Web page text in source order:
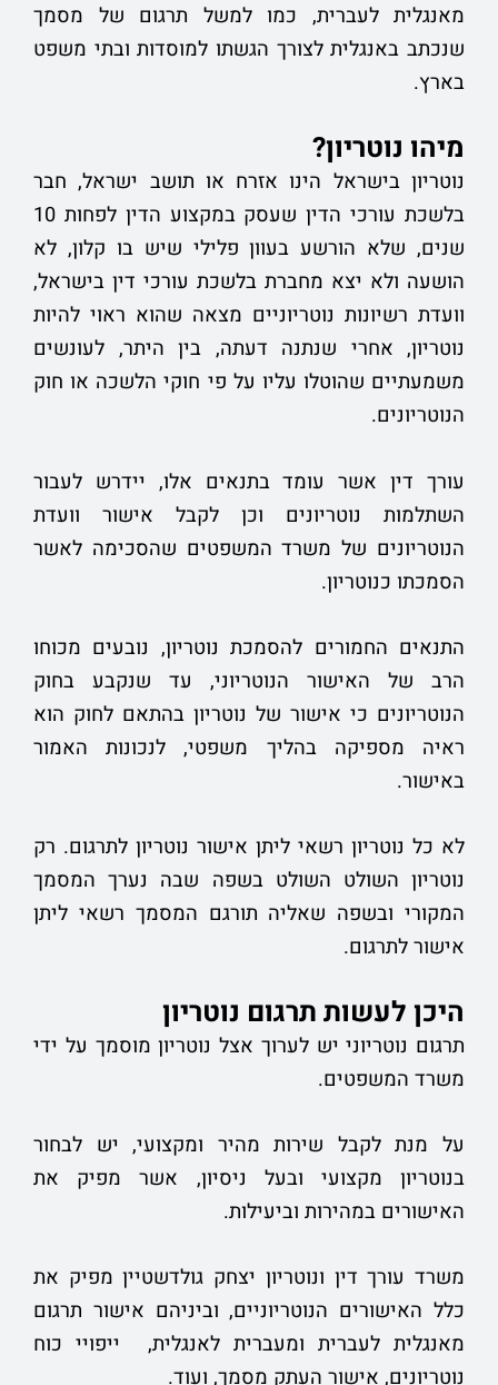
מאנגלית לעברית, כמו למשל תרגום של מסמך
שנכתב באנגלית לצורך הגשתו למוסדות ובתי משפט
בארץ.
מיהו נוטריון?
נוטריון בישראל הינו אזרח או תושב ישראל, חבר
בלשכת עורכי הדין שעסק במקצוע הדין לפחות 10
שנים, שלא הורשע בעוון פלילי שיש בו קלון, לא
הושעה ולא יצא מחברת בלשכת עורכי דין בישראל,
וועדת רשיונות נוטריוניים מצאה שהוא ראוי להיות
נוטריון, אחרי שנתנה דעתה, בין היתר, לעונשים
משמעתיים שהוטלו עליו על פי חוקי הלשכה או חוק
הנוטריונים.
עורך דין אשר עומד בתנאים אלו, יידרש לעבור
השתלמות נוטריונים וכן לקבל אישור וועדת
הנוטריונים של משרד המשפטים שהסכימה לאשר
הסמכתו כנוטריון.
התנאים החמורים להסמכת נוטריון, נובעים מכוחו
הרב של האישור הנוטריוני, עד שנקבע בחוק
הנוטריונים כי אישור של נוטריון בהתאם לחוק הוא
ראיה מספיקה בהליך משפטי, לנכונות האמור
באישור.
לא כל נוטריון רשאי ליתן אישור נוטריון לתרגום. רק
נוטריון השולט השולט בשפה שבה נערך המסמך
המקורי ובשפה שאליה תורגם המסמך רשאי ליתן
אישור לתרגום.
היכן לעשותתרגום נוטריון
תרגום נוטריוני יש לערוך אצל נוטריון מוסמך על ידי
משרד המשפטים.
על מנת לקבל שירות מהיר ומקצועי, יש לבחור
בנוטריון מקצועי ובעל ניסיון, אשר מפיק את
האישורים במהירות וביעילות.
משרד עורך דין ונוטריון יצחק גולדשטיין מפיק את
כלל האישורים הנוטריוניים, וביניהם אישור תרגום
מאנגלית לעברית ומעברית לאנגלית, ייפויי כוח
נוטריונים, אישור העתק מסמך, ועוד.